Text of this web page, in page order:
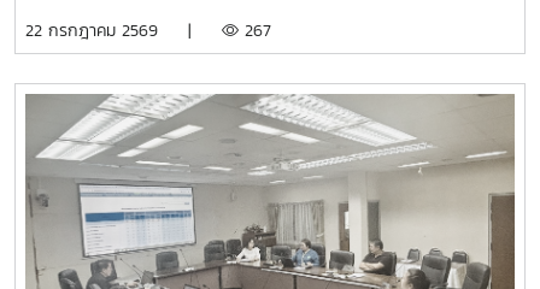
ตกเป็นเหยื่อของอาชญากรรมไซเบอร์” และ “การวางแผน
เพื่อเสริมสร้างความรู้และทักษะที่เป็นประโยชน์ต่อการปฏิบัติงาน
และการดำเนินชีวิตของบุคลากรในสถาบันอุดมศึกษา ภาพ/ข่าว
: ที่ประชุมประธานสภาอาจารย์มหาวิทยาลัยแห่งประเทศไทย -
ปอมท.
โครงการขับเคลื่อนจริยธรรมของบุคลากรมหาวิทยาลัย ประจำปี
การปรับปรุงข้อบังคับ และระเบียบของมหาวิทยาลัย- ข้อเสนอแนะ
เรื่อง ปัญหารถไฟฟ้าไม่เพียงพอต่อการให้บริการ- ข้อเสนอแนะ
เรื่อง ปัญหามิจฉาชีพหลอกโอนเงินจองหอพักนักศึกษา- ข้อมูล
รายรับของกองทุนเงินชดเชยข้อมูลเงินเดือนของบุคลากร
มหาวิทยาลัย ผลกระทบที่กับพนักงานมหาวิทยาลัยกรณีควบรวม
หน่วยงาน- กรณีศึกษาเบี้ยประกันชีวิต >ระบบเลือกตั้งกรรมการ
สภาพนักงาน มหาวิทยาลัยแม่โจ้ แบบออนไลน์
22 กรกฎาคม 2569 | 267